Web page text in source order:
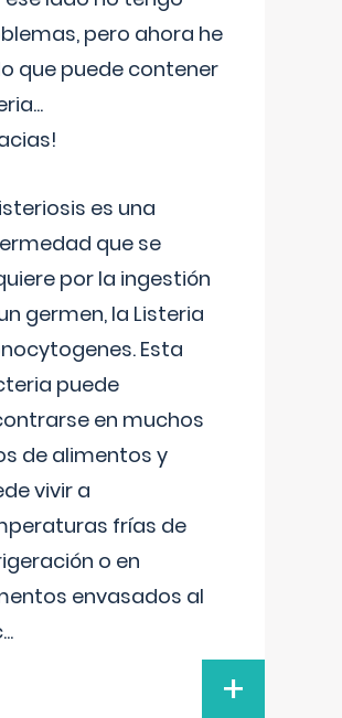
pero ahora he
que puede contener
es una
que se
por la ingestión
germen, la Listeria
Esta
puede
en muchos
de alimentos y
vivir a
frías de
o en
envasados al
...
+